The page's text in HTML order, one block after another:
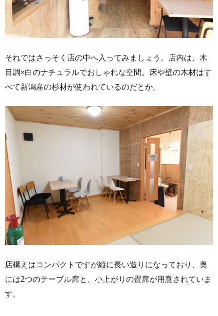
それではさっそく店の中へ入ってみましょう。店内は、木
目調×白のナチュラルでおしゃれな空間。床や壁の木材はす
べて新潟産の杉材が使われているのだとか。
店構えはコンパクトですが縦に長い造りになっており、奥
には2つのテーブル席と、小上がりの畳席が用意されていま
す。